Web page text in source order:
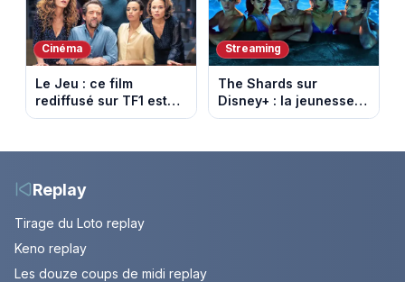
Cinéma
Le Jeu : ce film
rediffusé sur TF1 est
adapté d’un succès
phénomène mondial
Streaming
The Shards sur
Disney+ : la jeunesse
dorée de Los Angeles
les années 80
Replay
Tirage du Loto replay
Keno replay
Les douze coups de midi replay